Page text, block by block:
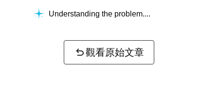
Understanding the problem...
觀看原始文章